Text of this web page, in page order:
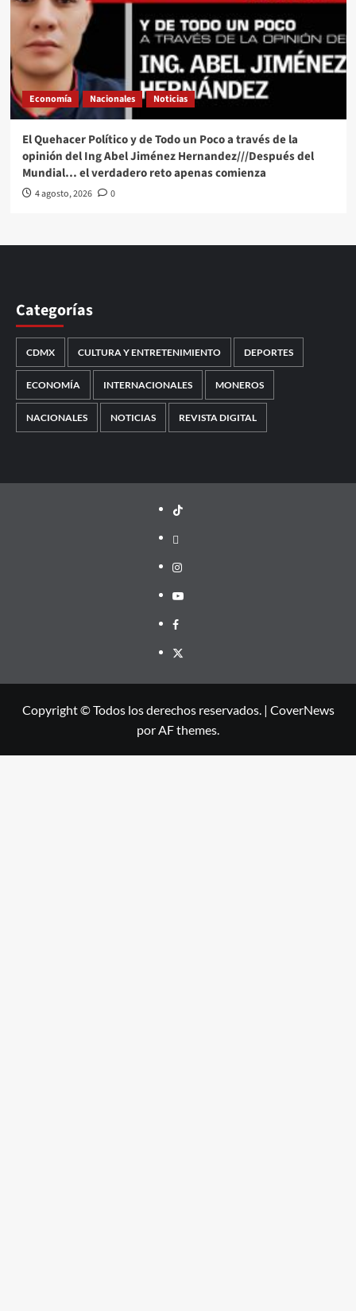
Economía Nacionales Noticias
El Quehacer Político y de Todo un Poco a través de la
opinión del Ing Abel Jiménez Hernandez///Después del
Mundial… el verdadero reto apenas comienza
4 agosto, 2026 0
Categorías
CDMX CULTURA Y ENTRETENIMIENTO DEPORTES
ECONOMÍA INTERNACIONALES MONEROS
NACIONALES NOTICIAS REVISTA DIGITAL
TikTok
threads
Instagram
Youtube
Facebook
X
Copyright © Todos los derechos reservados. | CoverNews
por AF themes.